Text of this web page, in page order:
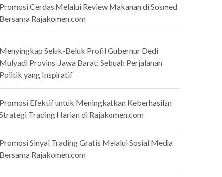
Cerdas Melalui Review Makanan di Sosmed
Rajakomen.com
Seluk-Beluk Profil Gubernur Dedi
Provinsi Jawa Barat: Sebuah Perjalanan
yang Inspiratif
Efektif untuk Meningkatkan Keberhasilan
Trading Harian di Rajakomen.com
Sinyal Trading Gratis Melalui Sosial Media
Rajakomen.com